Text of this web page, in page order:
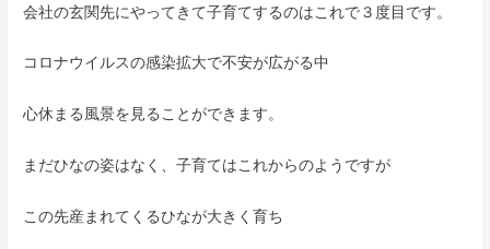
会社の玄関先にやってきて子育てするのはこれで３度目です。
コロナウイルスの感染拡大で不安が広がる中
心休まる風景を見ることができます。
まだひなの姿はなく、子育てはこれからのようですが
この先産まれてくるひなが大きく育ち